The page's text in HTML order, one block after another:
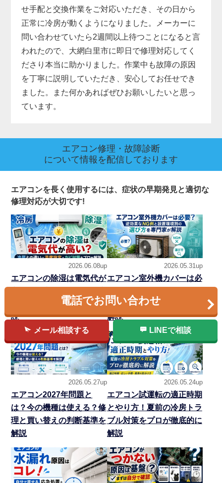
せ手配と交換作業をご対応いただき、その日から
正常に冷房が動くようになりました。メーカーに
問い合わせていたら2週間以上待つことになると言
われたので、大網白里市に即日で修理対応してく
ださり本当に助かりました。作業中も故障の原因
を丁寧に説明していただき、安心してお任せでき
ました。また何かあればぜひお願いしたいと思っ
ています。
エアコン修理・故障診断
について情報を配信しております
エアコンを長く使用するには、症状の早期発見と適切な
修理対応が大切です!
2026.06.08up
エアコンの除湿は電気代が
設定・カビ対策をプロが解
説
2026.05.31up
エアコン室外機カバーは必
環境別の選び方を専門家が
解説
2026.05.27up
エアコン2027年問題と
は？今の機種は使える？修
理と買い替えの判断基準を
解説
2026.05.24up
エアコン試運転の適正時期
とやり方！夏前の冷房トラ
ブル対策をプロが徹底的に
解説
電話でお問い合わせ
メール相談する LINEで相談